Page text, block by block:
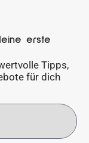
erste
Tipps,
für dich